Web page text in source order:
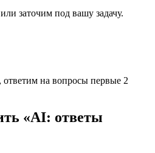
заточим под вашу задачу.
ответим на вопросы первые 2
«AI: ответы